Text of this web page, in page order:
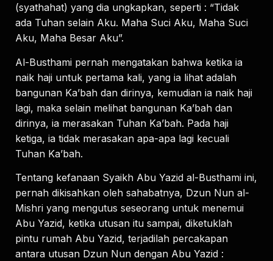
(syathahat) yang dia ungkapkan, seperti : “Tidak
ada Tuhan selain Aku. Maha Suci Aku, Maha Suci
Aku, Maha Besar Aku”.
Al-Busthami pernah mengatakan bahwa ketika ia
naik haji untuk pertama kali, yang ia lihat adalah
bangunan Ka’bah dan dirinya, kemudian ia naik haji
lagi, maka selain melihat bangunan Ka’bah dan
dirinya, ia merasakan Tuhan Ka’bah. Pada haji
ketiga, ia tidak merasakan apa-apa lagi kecuali
Tuhan Ka’bah.
Tentang kefanaan Syaikh Abu Yazid al-Busthami ini,
pernah dikisahkan oleh sahabatnya, Dzun Nun al-
Mishri yang mengutus seseorang untuk menemui
Abu Yazid, ketika utusan itu sampai, diketuklah
pintu rumah Abu Yazid, terjadilah percakapan
antara utusan Dzun Nun dengan Abu Yazid :